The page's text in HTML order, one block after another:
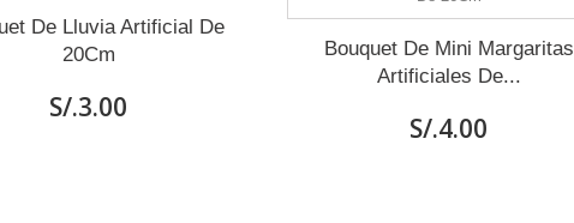
De Lluvia Artificial De
20Cm
S/.3.00
Bouquet De Mini Margaritas
Artificiales De...
S/.4.00